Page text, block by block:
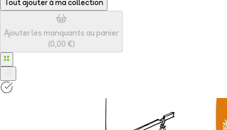
Tout ajouter à ma collection
Ajouter les manquants au panier
(0,00 €)